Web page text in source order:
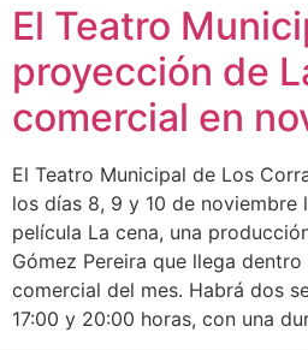
El Teatro
proyección de
comercial en
El Teatro Municipal de Los
los días 8, 9 y 10 de noviembre
película La cena, una
Gómez Pereira que llega
comercial del mes. Habrá dos
17:00 y 20:00 horas, con una